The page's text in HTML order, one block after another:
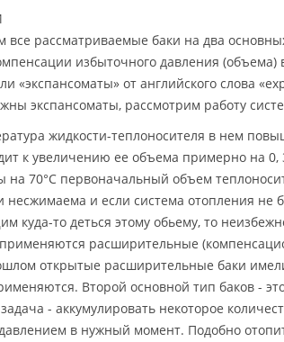
все рассматриваемые баки на два
избыточного давления (объема)
«экспансоматы» от английского слова
экспансоматы, рассмотрим работу
жидкости-теплоносителя в нем
к увеличению ее объема примерно на 0,
на 70°С первоначальный объем
несжимаема и если система отопления не
куда-то деться этому обьему, то
расширительные
открытые расширительные баки
Второй основной тип баков -
- аккумулировать некоторое
в нужный момент. Подобно